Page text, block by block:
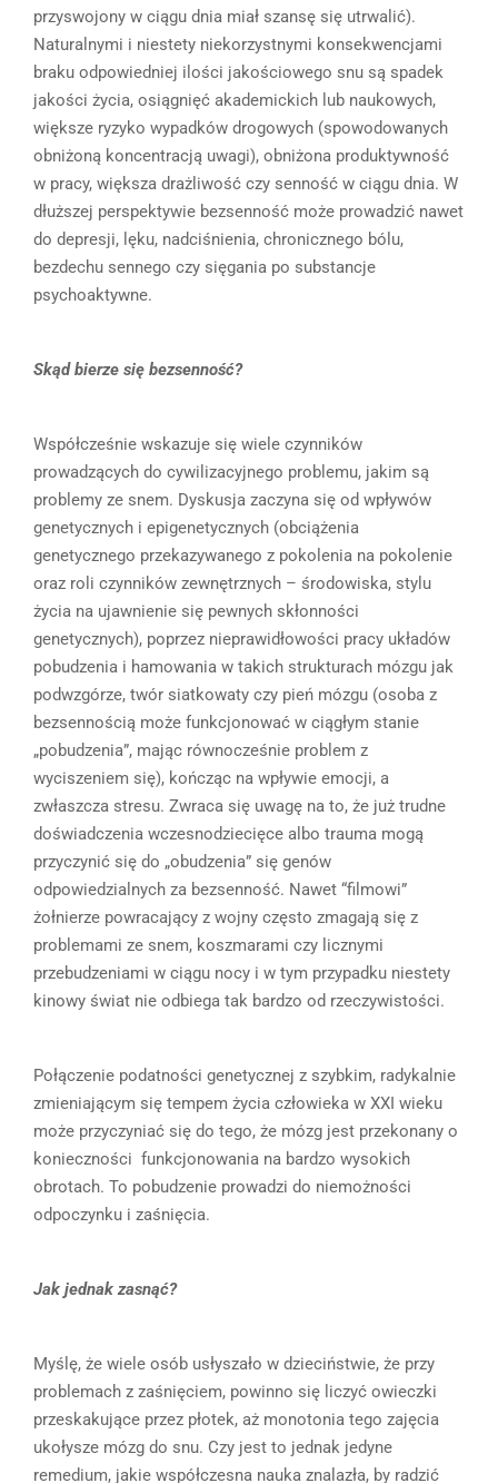
przyswojony w ciągu dnia miał szansę się utrwalić).
Naturalnymi i niestety niekorzystnymi konsekwencjami
braku odpowiedniej ilości jakościowego snu są spadek
jakości życia, osiągnięć akademickich lub naukowych,
większe ryzyko wypadków drogowych (spowodowanych
obniżoną koncentracją uwagi), obniżona produktywność
w pracy, większa drażliwość czy senność w ciągu dnia. W
dłuższej perspektywie bezsenność może prowadzić nawet
do depresji, lęku, nadciśnienia, chronicznego bólu,
bezdechu sennego czy sięgania po substancje
psychoaktywne.
Skąd bierze się bezsenność?
Współcześnie wskazuje się wiele czynników
prowadzących do cywilizacyjnego problemu, jakim są
problemy ze snem. Dyskusja zaczyna się od wpływów
genetycznych i epigenetycznych (obciążenia
genetycznego przekazywanego z pokolenia na pokolenie
oraz roli czynników zewnętrznych – środowiska, stylu
życia na ujawnienie się pewnych skłonności
genetycznych), poprzez nieprawidłowości pracy układów
pobudzenia i hamowania w takich strukturach mózgu jak
podwzgórze, twór siatkowaty czy pień mózgu (osoba z
bezsennością może funkcjonować w ciągłym stanie
„pobudzenia”, mając równocześnie problem z
wyciszeniem się), kończąc na wpływie emocji, a
zwłaszcza stresu. Zwraca się uwagę na to, że już trudne
doświadczenia wczesnodziecięce albo trauma mogą
przyczynić się do „obudzenia” się genów
odpowiedzialnych za bezsenność. Nawet “filmowi”
żołnierze powracający z wojny często zmagają się z
problemami ze snem, koszmarami czy licznymi
przebudzeniami w ciągu nocy i w tym przypadku niestety
kinowy świat nie odbiega tak bardzo od rzeczywistości.
Połączenie podatności genetycznej z szybkim, radykalnie
zmieniającym się tempem życia człowieka w XXI wieku
może przyczyniać się do tego, że mózg jest przekonany o
konieczności funkcjonowania na bardzo wysokich
obrotach. To pobudzenie prowadzi do niemożności
odpoczynku i zaśnięcia.
Jak jednak zasnąć?
Myślę, że wiele osób usłyszało w dzieciństwie, że przy
problemach z zaśnięciem, powinno się liczyć owieczki
przeskakujące przez płotek, aż monotonia tego zajęcia
ukołysze mózg do snu. Czy jest to jednak jedyne
remedium, jakie współczesna nauka znalazła, by radzić